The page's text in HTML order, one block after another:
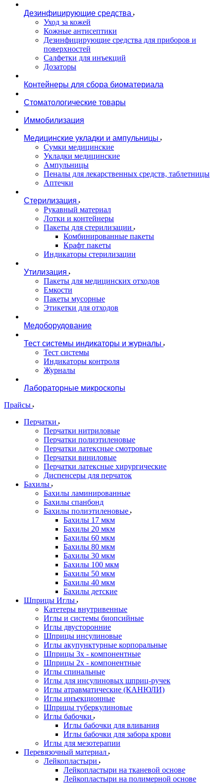
Дезинфицирующие средства
Уход за кожей
Кожные антисептики
Дезинфицирующие средства для приборов и
поверхностей
Салфетки для инъекций
Дозаторы
Контейнеры для сбора биоматериала
Стоматологические товары
Иммобилизация
Медицинские укладки и ампульницы
Сумки медицинские
Укладки медицинские
Ампульницы
Пеналы для лекарственных средств, таблетницы
Аптечки
Стерилизация
Рукавный материал
Лотки и контейнеры
Пакеты для стерилизации
Комбинированные пакеты
Крафт пакеты
Индикаторы стерилизации
Утилизация
Пакеты для медицинских отходов
Емкости
Пакеты мусорные
Этикетки для отходов
Медоборудование
Тест системы индикаторы и журналы
Тест системы
Индикаторы контроля
Журналы
Лабораторные микроскопы
Прайсы
Перчатки
Перчатки нитриловые
Перчатки полиэтиленовые
Перчатки латексные смотровые
Перчатки виниловые
Перчатки латексные хирургические
Диспенсеры для перчаток
Бахилы
Бахилы ламинированные
Бахилы спанбонд
Бахилы полиэтиленовые
Бахилы 17 мкм
Бахилы 20 мкм
Бахилы 60 мкм
Бахилы 80 мкм
Бахилы 30 мкм
Бахилы 100 мкм
Бахилы 50 мкм
Бахилы 40 мкм
Бахилы детские
Шприцы Иглы
Катетеры внутривенные
Иглы и системы биопсийные
Иглы двусторонние
Шприцы инсулиновые
Иглы акупунктурные корпоральные
Шприцы 3х - компонентные
Шприцы 2х - компонентные
Иглы спинальные
Иглы для инсулиновых шприц-ручек
Иглы атравматические (КАНЮЛИ)
Иглы инъекционные
Шприцы туберкулиновые
Иглы бабочки
Иглы бабочки для вливания
Иглы бабочки для забора крови
Иглы для мезотерапии
Перевязочный материал
Лейкопластыри
Лейкопластыри на тканевой основе
Лейкопластыри на полимерной основе